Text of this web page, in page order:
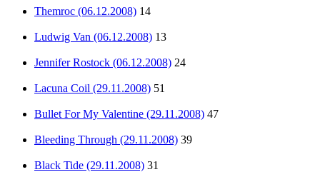
Themroc (06.12.2008) 14
Ludwig Van (06.12.2008) 13
Jennifer Rostock (06.12.2008) 24
Lacuna Coil (29.11.2008) 51
Bullet For My Valentine (29.11.2008) 47
Bleeding Through (29.11.2008) 39
Black Tide (29.11.2008) 31